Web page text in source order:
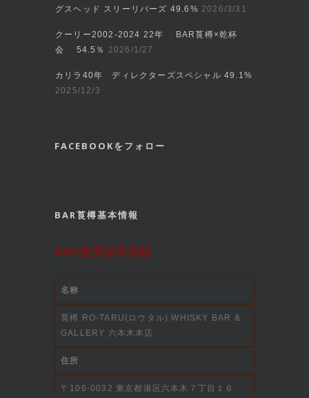
グスヘッド スリーリバーズ 49.6% 2026/3/31
クーリー2002‐2024 22年 BAR莨樽×乾杯
会 54.5％ 2026/1/27
カリラ40年 ディレクターズスペシャル 49.1%
2025/12/3
FACEBOOKをフォロー
BAR莨樽基本情報
BAR莨樽基本情報
名称
莨樽 RO-TARU(ロウタル) WHISKY BAR &
GALLERY 六本木本店
住所
〒106-0032 東京都港区六本木７丁目１６